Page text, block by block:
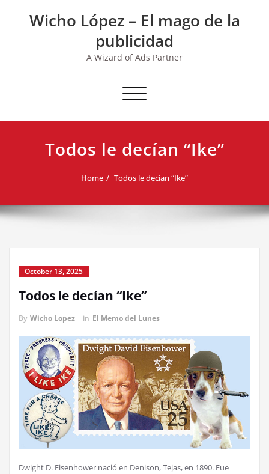
Wicho López – El mago de la
publicidad
A Wizard of Ads Partner
Toggle navigation
Todos le decían “Ike”
Home Todos le decían “Ike”
October 13, 2025
Todos le decían “Ike”
By Wicho Lopez in El Memo del Lunes
Dwight D. Eisenhower nació en Denison, Tejas, en 1890. Fue